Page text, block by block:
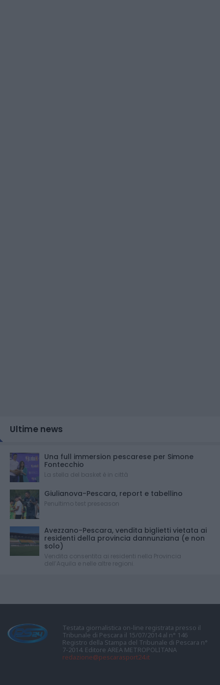
Ultime news
Una full immersion pescarese per Simone
Fontecchio
La stella del basket è in città
Giulianova-Pescara, report e tabellino
Penultimo test preseason
Avezzano-Pescara, vendita biglietti vietata ai
residenti della provincia dannunziana (e non
solo)
Vendita consentita ai residenti nella Provincia
dell’Aquila e nelle altre regioni.
Testata giornalistica on-line registrata presso il
Tribunale di Pescara il 15/07/2014 al n° 146
Registro della Stampa del Tribunale di Pescara n°
7-2014. Editore AREA METROPOLITANA
redazione@pescarasport24.it